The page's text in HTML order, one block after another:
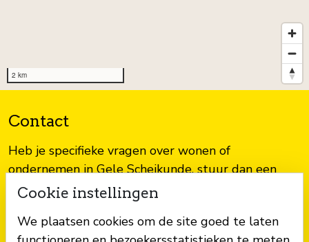
2 km
Contact
Heb je specifieke vragen over wonen of
ondernemen in Gele Scheikunde, stuur dan een
mail naargelescheikunde@mijnnieuwbouw.nl
Cookie instellingen
We plaatsen cookies om de site goed te laten